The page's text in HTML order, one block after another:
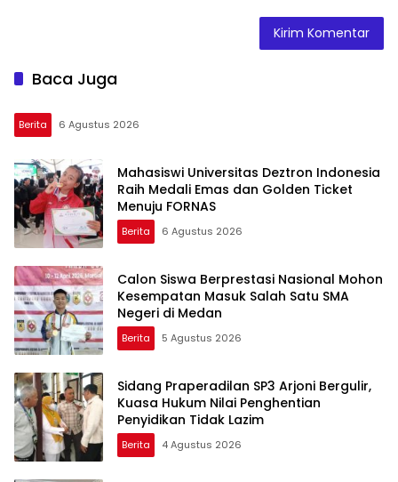
Baca Juga
Berita 6 Agustus 2026
Mahasiswi Universitas Deztron Indonesia
Raih Medali Emas dan Golden Ticket
Menuju FORNAS
Berita 6 Agustus 2026
Calon Siswa Berprestasi Nasional Mohon
Kesempatan Masuk Salah Satu SMA
Negeri di Medan
Berita 5 Agustus 2026
Sidang Praperadilan SP3 Arjoni Bergulir,
Kuasa Hukum Nilai Penghentian
Penyidikan Tidak Lazim
Berita 4 Agustus 2026